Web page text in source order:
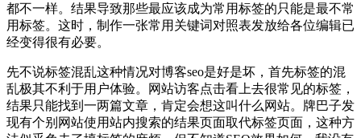
都不一样。结果导致那些最应该成为常用标签的只能是最不常
用标签。这时，制作一张常用关键词对照表发放给各位编辑已
经变得很有必要。
先不说标签混乱这种情况对博客seo是好是坏，首先标签的混
乱极其不利于用户体验。网站访客点击看上去很常见的标签，
结果只能找到一两篇文章，肯定会想这叫什么网站。牌巴子发
现有个别网站使用站内搜索的结果页面取代标签页面，这种方